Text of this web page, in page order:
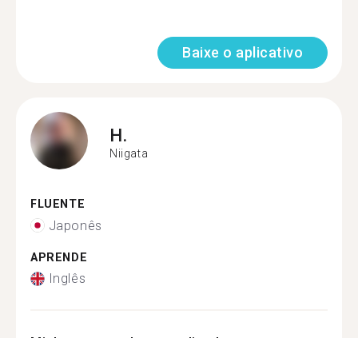
Baixe o aplicativo
H.
Niigata
FLUENTE
Japonês
APRENDE
Inglês